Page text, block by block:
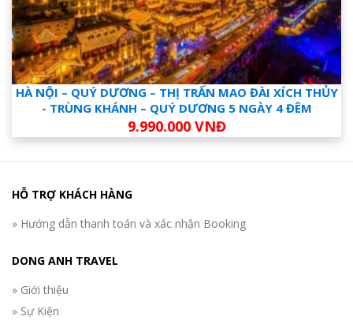
HÀ NỘI – QUÝ DƯƠNG – THỊ TRẤN MAO ĐÀI XÍCH THỦY
- TRÙNG KHÁNH – QUÝ DƯƠNG 5 NGÀY 4 ĐÊM
9.990.000 VNĐ
HỖ TRỢ KHÁCH HÀNG
» Hướng dẫn thanh toán và xác nhận Booking
DONG ANH TRAVEL
» Giới thiệu
» Sự Kiện